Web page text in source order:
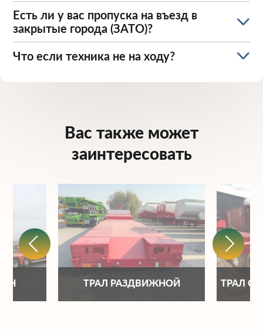
Есть ли у вас пропуска на въезд в
закрытые города (ЗАТО)?
Что если техника не на ходу?
Вас также может
заинтересовать
ТРАЛ РАЗДВИЖНОЙ ТРАЛ С